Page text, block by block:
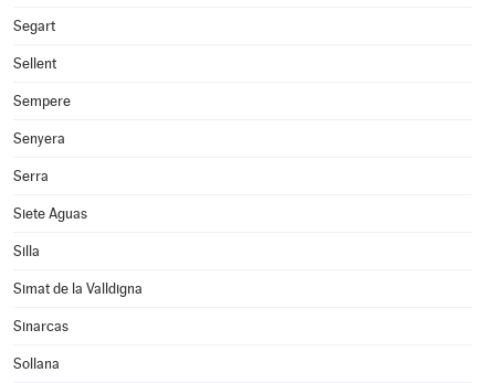
Segart
Sellent
Sempere
Senyera
Serra
Siete Aguas
Silla
Simat de la Valldigna
Sinarcas
Sollana